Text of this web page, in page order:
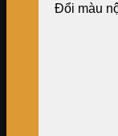
Đổi màu